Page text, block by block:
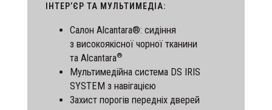
ІНТЕРʼЄР ТА МУЛЬТИМЕДІА:
Салон Alcantara®: сидіння
з високоякісної чорної тканини
та Alcantara®
Мультимедійна система DS IRIS
SYSTEM з навігацією
Захист порогів передніх дверей